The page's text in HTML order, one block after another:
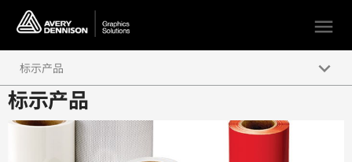
menu
标示产品
标示产品 keyboard_arrow_down
数码喷绘产品及保护膜
电脑刻绘产品